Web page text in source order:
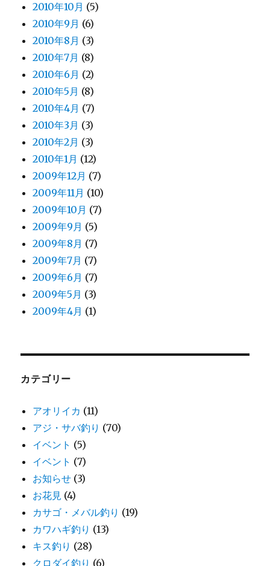
2010年10月 (5)
2010年9月 (6)
2010年8月 (3)
2010年7月 (8)
2010年6月 (2)
2010年5月 (8)
2010年4月 (7)
2010年3月 (3)
2010年2月 (3)
2010年1月 (12)
2009年12月 (7)
2009年11月 (10)
2009年10月 (7)
2009年9月 (5)
2009年8月 (7)
2009年7月 (7)
2009年6月 (7)
2009年5月 (3)
2009年4月 (1)
カテゴリー
アオリイカ (11)
アジ・サバ釣り (70)
イベント (5)
イベント (7)
お知らせ (3)
お花見 (4)
カサゴ・メバル釣り (19)
カワハギ釣り (13)
キス釣り (28)
クロダイ釣り (6)